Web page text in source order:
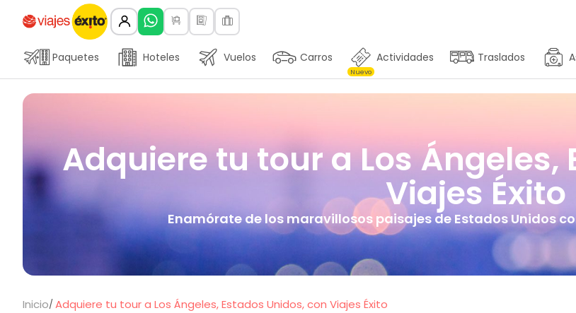
Paquetes Hoteles Vuelos Carros Actividades
Nuevo
Traslados
Adquiere tu tour a Los Ángeles,
Viajes Éxito
Enamórate de los maravillosos paisajes de Estados Unidos
Inicio Adquiere tu tour a Los Ángeles, Estados Unidos, con Viajes Éxito